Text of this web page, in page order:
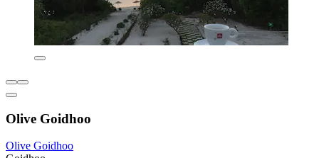
Olive Goidhoo
Olive Goidhoo